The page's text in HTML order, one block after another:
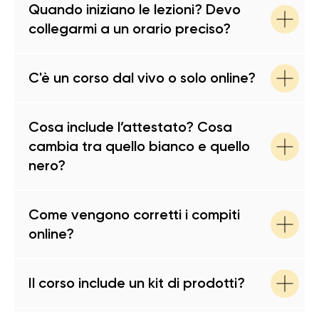
Quando iniziano le lezioni? Devo
collegarmi a un orario preciso?
C'è un corso dal vivo o solo online?
Cosa include l’attestato? Cosa
cambia tra quello bianco e quello
nero?
Come vengono corretti i compiti
online?
Il corso include un kit di prodotti?